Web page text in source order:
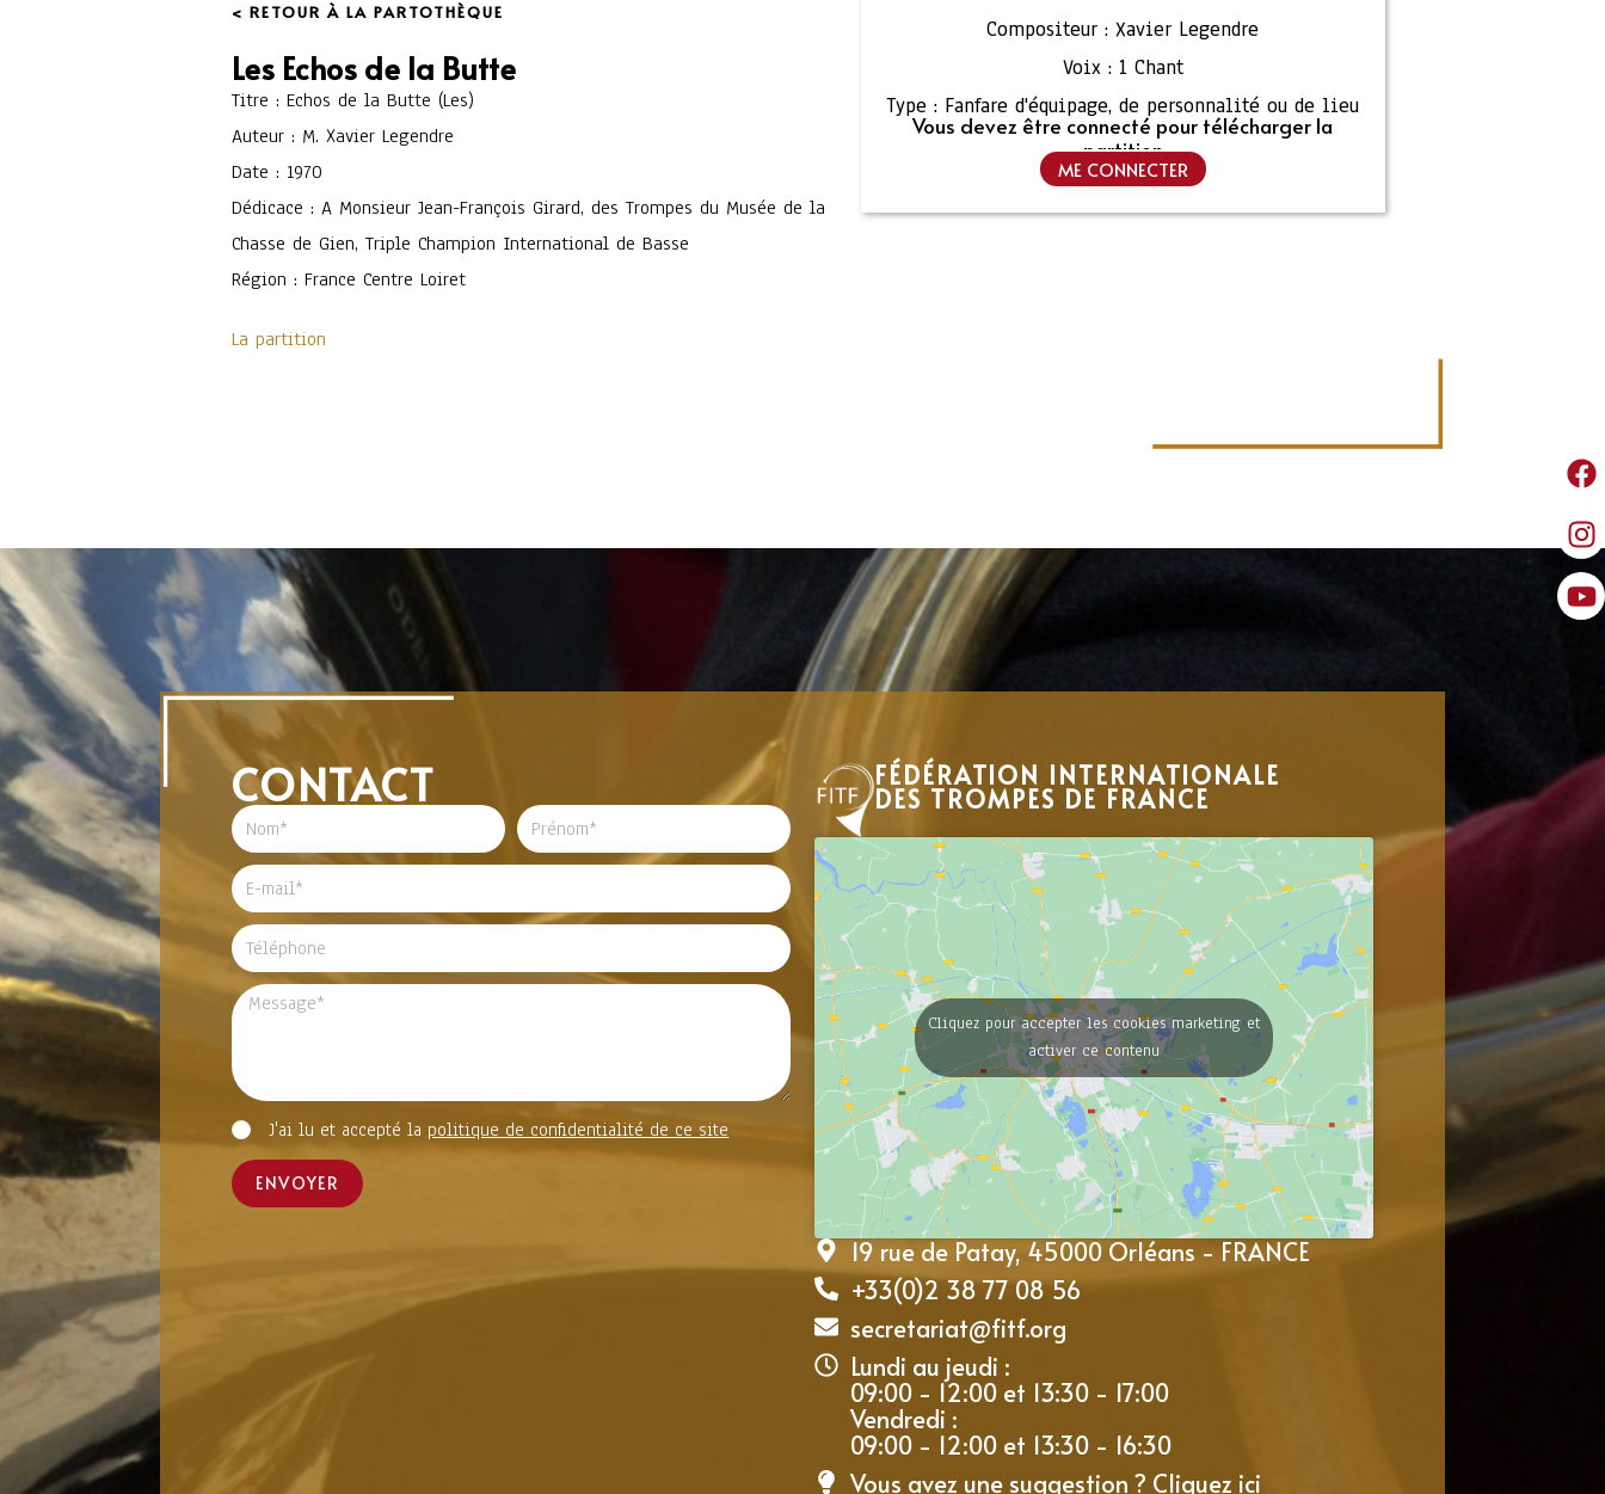
< RETOUR À LA PARTOTHÈQUE
Les Echos de la Butte
Titre : Echos de la Butte (Les)
Auteur : M. Xavier Legendre
Date : 1970
Dédicace : A Monsieur Jean-François Girard, des Trompes du Musée de la
Chasse de Gien, Triple Champion International de Basse
Région : France Centre Loiret
La partition
Compositeur : Xavier Legendre
Voix : 1 Chant
Type : Fanfare d'équipage, de personnalité ou de lieu
Vous devez être connecté pour télécharger la
partition
ME CONNECTER
CONTACT
J'ai lu et accepté la politique de confidentialité de ce site
ENVOYER
FÉDÉRATION INTERNATIONALE
DES TROMPES DE FRANCE
Cliquez pour accepter les cookies marketing et
activer ce contenu
19 rue de Patay, 45000 Orléans - FRANCE
+33(0)2 38 77 08 56
secretariat@fitf.org
Lundi au jeudi :
09:00 - 12:00 et 13:30 - 17:00
Vendredi :
09:00 - 12:00 et 13:30 - 16:30
Vous avez une suggestion ? Cliquez ici